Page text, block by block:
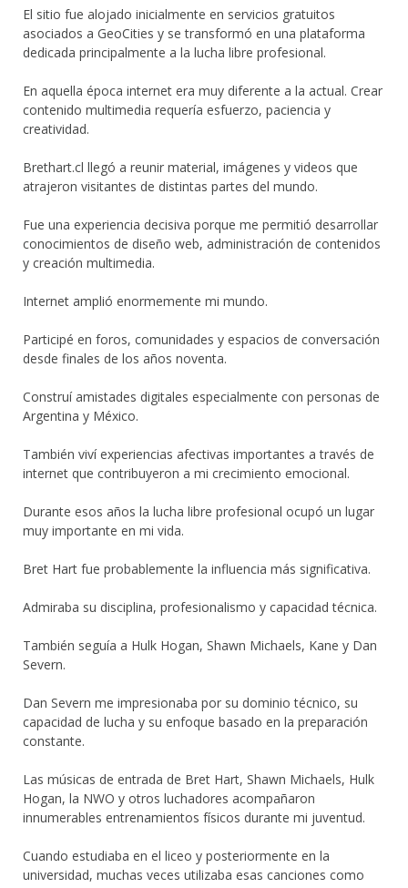
El sitio fue alojado inicialmente en servicios gratuitos
asociados a GeoCities y se transformó en una plataforma
dedicada principalmente a la lucha libre profesional.
En aquella época internet era muy diferente a la actual. Crear
contenido multimedia requería esfuerzo, paciencia y
creatividad.
Brethart.cl llegó a reunir material, imágenes y videos que
atrajeron visitantes de distintas partes del mundo.
Fue una experiencia decisiva porque me permitió desarrollar
conocimientos de diseño web, administración de contenidos
y creación multimedia.
Internet amplió enormemente mi mundo.
Participé en foros, comunidades y espacios de conversación
desde finales de los años noventa.
Construí amistades digitales especialmente con personas de
Argentina y México.
También viví experiencias afectivas importantes a través de
internet que contribuyeron a mi crecimiento emocional.
Durante esos años la lucha libre profesional ocupó un lugar
muy importante en mi vida.
Bret Hart fue probablemente la influencia más significativa.
Admiraba su disciplina, profesionalismo y capacidad técnica.
También seguía a Hulk Hogan, Shawn Michaels, Kane y Dan
Severn.
Dan Severn me impresionaba por su dominio técnico, su
capacidad de lucha y su enfoque basado en la preparación
constante.
Las músicas de entrada de Bret Hart, Shawn Michaels, Hulk
Hogan, la NWO y otros luchadores acompañaron
innumerables entrenamientos físicos durante mi juventud.
Cuando estudiaba en el liceo y posteriormente en la
universidad, muchas veces utilizaba esas canciones como